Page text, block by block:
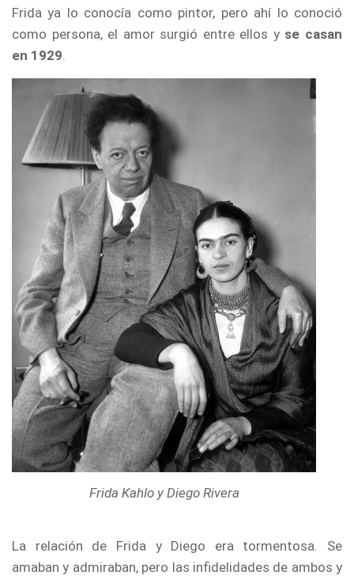
Frida ya lo conocía como pintor, pero ahí lo conoció
como persona, el amor surgió entre ellos y se casan
en 1929.
Frida Kahlo y Diego Rivera
La relación de Frida y Diego era tormentosa. Se
amaban y admiraban, pero las infidelidades de ambos y